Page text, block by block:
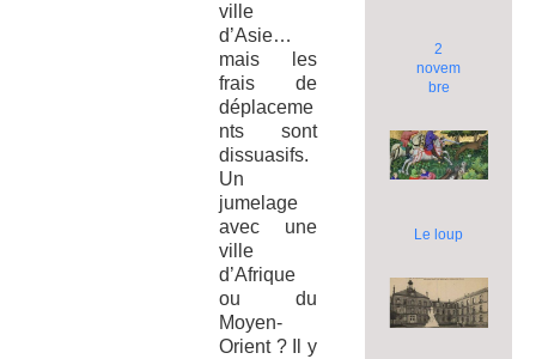
ville
d’Asie…
mais les
frais de
déplaceme
nts sont
dissuasifs.
Un
jumelage
avec une
ville
d’Afrique
ou du
Moyen-
Orient ? Il y
2
novem
bre
Le loup